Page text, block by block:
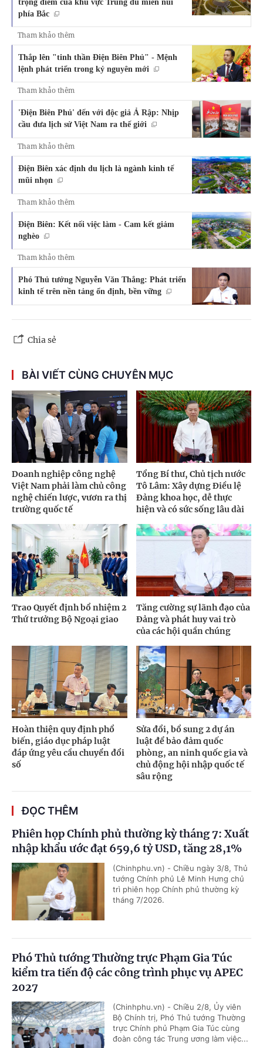
phía Bắc
Tham khảo thêm
Thắp lên "tinh thần Điện Biên Phủ" - Mệnh
lệnh phát triển trong kỷ nguyên mới
Tham khảo thêm
'Điện Biên Phủ' đến với độc giả Ả Rập: Nhịp
cầu đưa lịch sử Việt Nam ra thế giới
Tham khảo thêm
Điện Biên xác định du lịch là ngành kinh tế
mũi nhọn
Tham khảo thêm
Điện Biên: Kết nối việc làm - Cam kết giảm
nghèo
Tham khảo thêm
Phó Thủ tướng Nguyễn Văn Thắng: Phát triển
kinh tế trên nền tảng ổn định, bền vững
Chia sẻ
BÀI VIẾT CÙNG CHUYÊN MỤC
Doanh nghiệp công nghệ
Việt Nam phải làm chủ công
nghệ chiến lược, vươn ra thị
trường quốc tế
Tổng Bí thư, Chủ tịch nước
Tô Lâm: Xây dựng Điều lệ
Đảng khoa học, dễ thực
hiện và có sức sống lâu dài
Trao Quyết định bổ nhiệm 2
Thứ trưởng Bộ Ngoại giao
Tăng cường sự lãnh đạo của
Đảng và phát huy vai trò
của các hội quần chúng
Hoàn thiện quy định phổ
biến, giáo dục pháp luật
đáp ứng yêu cầu chuyển đổi
số
Sửa đổi, bổ sung 2 dự án
luật để bảo đảm quốc
phòng, an ninh quốc gia và
chủ động hội nhập quốc tế
sâu rộng
ĐỌC THÊM
Phiên họp Chính phủ thường kỳ tháng 7: Xuất
nhập khẩu ước đạt 659,6 tỷ USD, tăng 28,1%
(Chinhphu.vn) - Chiều ngày 3/8, Thủ
tướng Chính phủ Lê Minh Hưng chủ
trì phiên họp Chính phủ thường kỳ
tháng 7/2026.
Phó Thủ tướng Thường trực Phạm Gia Túc
kiểm tra tiến độ các công trình phục vụ APEC
2027
(Chinhphu.vn) - Chiều 2/8, Ủy viên
Bộ Chính trị, Phó Thủ tướng Thường
trực Chính phủ Phạm Gia Túc cùng
đoàn công tác Trung ương làm việc...